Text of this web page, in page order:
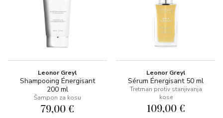
Leonor Greyl
Shampooing Énergisant
200 ml
Šampon za kosu
79,00 €
Leonor Greyl
Sérum Énergisant 50 ml
Tretman protiv stanjivanja
kose
109,00 €